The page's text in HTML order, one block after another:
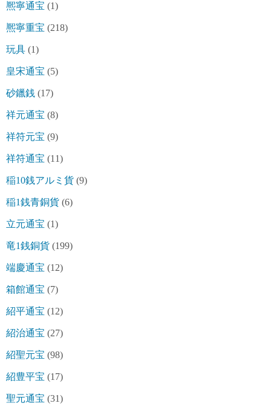
熈寧通宝 (1)
熈寧重宝 (218)
玩具 (1)
皇宋通宝 (5)
砂鑞銭 (17)
祥元通宝 (8)
祥符元宝 (9)
祥符通宝 (11)
稲10銭アルミ貨 (9)
稲1銭青銅貨 (6)
立元通宝 (1)
竜1銭銅貨 (199)
端慶通宝 (12)
箱館通宝 (7)
紹平通宝 (12)
紹治通宝 (27)
紹聖元宝 (98)
紹豊平宝 (17)
聖元通宝 (31)